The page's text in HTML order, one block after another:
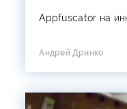
Appfuscator на
Андрей Дринко